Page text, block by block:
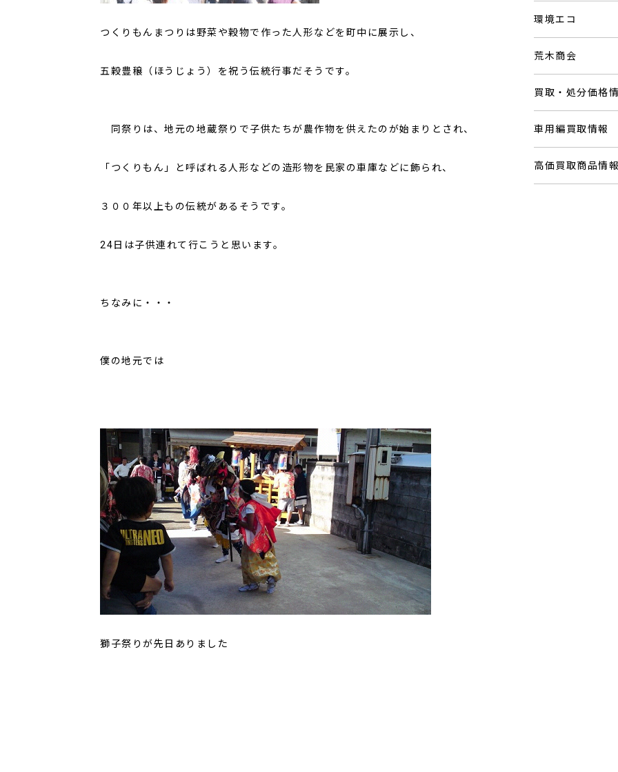
つくりもんまつりは野菜や穀物で作った人形などを町中に展示し、
五穀豊穣（ほうじょう）を祝う伝統行事だそうです。
同祭りは、地元の地蔵祭りで子供たちが農作物を供えたのが始まりとされ、
「つくりもん」と呼ばれる人形などの造形物を民家の車庫などに飾られ、
３００年以上もの伝統があるそうです。
24日は子供連れて行こうと思います。
ちなみに・・・
僕の地元では
獅子祭りが先日ありました
環境エコ
荒木商会
買取・処分価格
車用編買取情報
高価買取商品情